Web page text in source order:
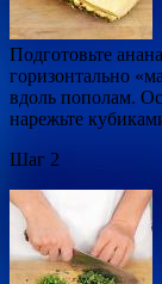
Подготовьте
горизонтально
вдоль пополам.
нарежьте
Шаг 2